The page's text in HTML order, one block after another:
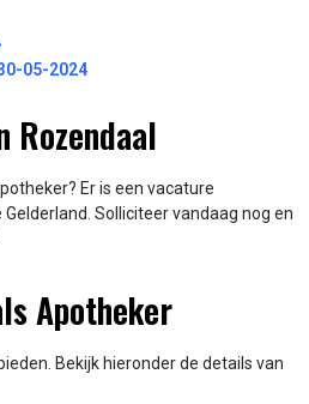
05-2024
Rozendaal
Er is een vacature
Solliciteer vandaag nog en
Apotheker
Bekijk hieronder de details van